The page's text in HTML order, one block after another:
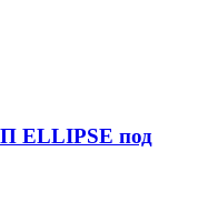
ELLIPSE под